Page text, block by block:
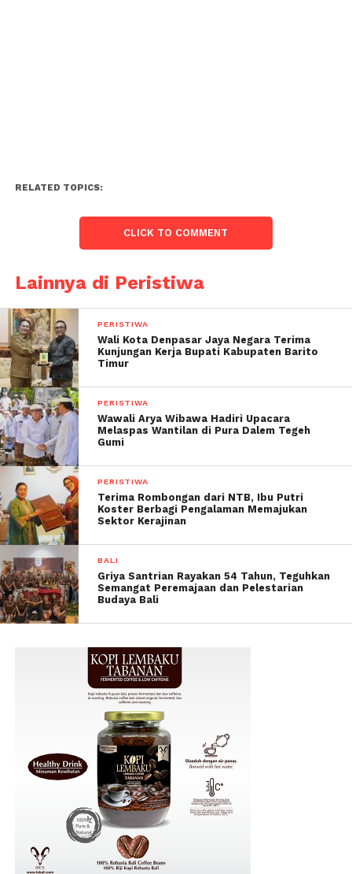
RELATED TOPICS:
CLICK TO COMMENT
Lainnya di Peristiwa
PERISTIWA
Wali Kota Denpasar Jaya Negara Terima
Kunjungan Kerja Bupati Kabupaten Barito
Timur
PERISTIWA
Wawali Arya Wibawa Hadiri Upacara
Melaspas Wantilan di Pura Dalem Tegeh
Gumi
PERISTIWA
Terima Rombongan dari NTB, Ibu Putri
Koster Berbagi Pengalaman Memajukan
Sektor Kerajinan
BALI
Griya Santrian Rayakan 54 Tahun, Teguhkan
Semangat Peremajaan dan Pelestarian
Budaya Bali